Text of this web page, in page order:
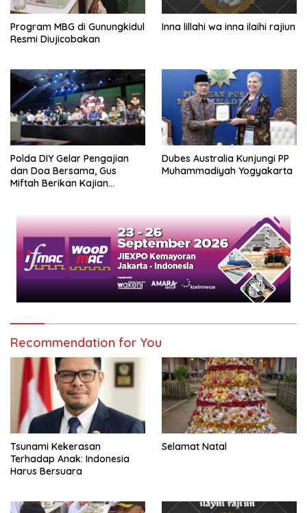
Program MBG di Gunungkidul
Resmi Diujicobakan
Inna lillahi wa inna ilaihi rajiun
Polda DIY Gelar Pengajian
dan Doa Bersama, Gus
Miftah Berikan Kajian
Dubes Australia Kunjungi PP
Muhammadiyah Yogyakarta
Recommendation for You
Tsunami Kekerasan
Terhadap Anak: Indonesia
Harus Bersuara
Selamat Natal